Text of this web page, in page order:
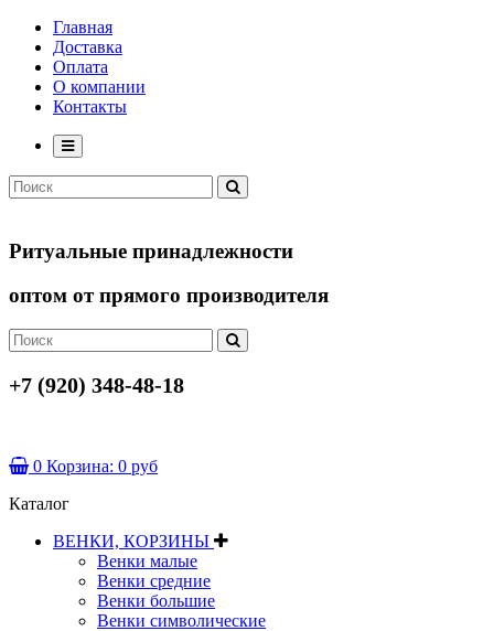
Главная
Доставка
Оплата
О компании
Контакты
Ритуальные принадлежности
оптом от прямого производителя
+7 (920) 348-48-18
0 Корзина: 0 руб
Каталог
ВЕНКИ, КОРЗИНЫ
Венки малые
Венки средние
Венки большие
Венки символические